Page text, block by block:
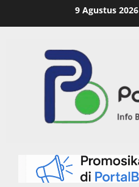
9 Agustus 2026